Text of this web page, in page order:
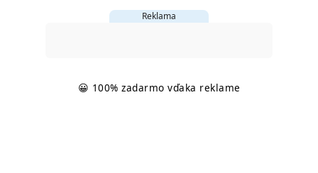
Reklama
😀 100% zadarmo vďaka reklame